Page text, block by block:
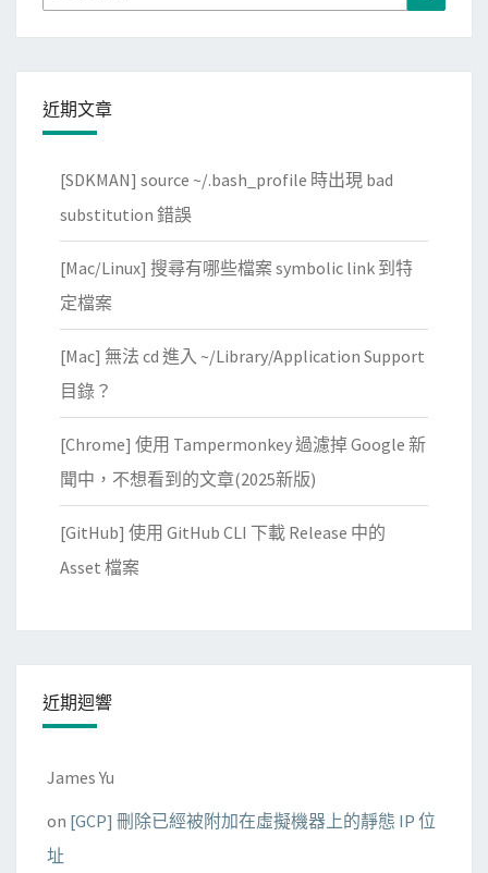
for:
近期文章
[SDKMAN] source ~/.bash_profile 時出現 bad
substitution 錯誤
[Mac/Linux] 搜尋有哪些檔案 symbolic link 到特
定檔案
[Mac] 無法 cd 進入 ~/Library/Application Support
目錄？
[Chrome] 使用 Tampermonkey 過濾掉 Google 新
聞中，不想看到的文章(2025新版)
[GitHub] 使用 GitHub CLI 下載 Release 中的
Asset 檔案
近期迴響
James Yu
on [GCP] 刪除已經被附加在虛擬機器上的靜態 IP 位
址